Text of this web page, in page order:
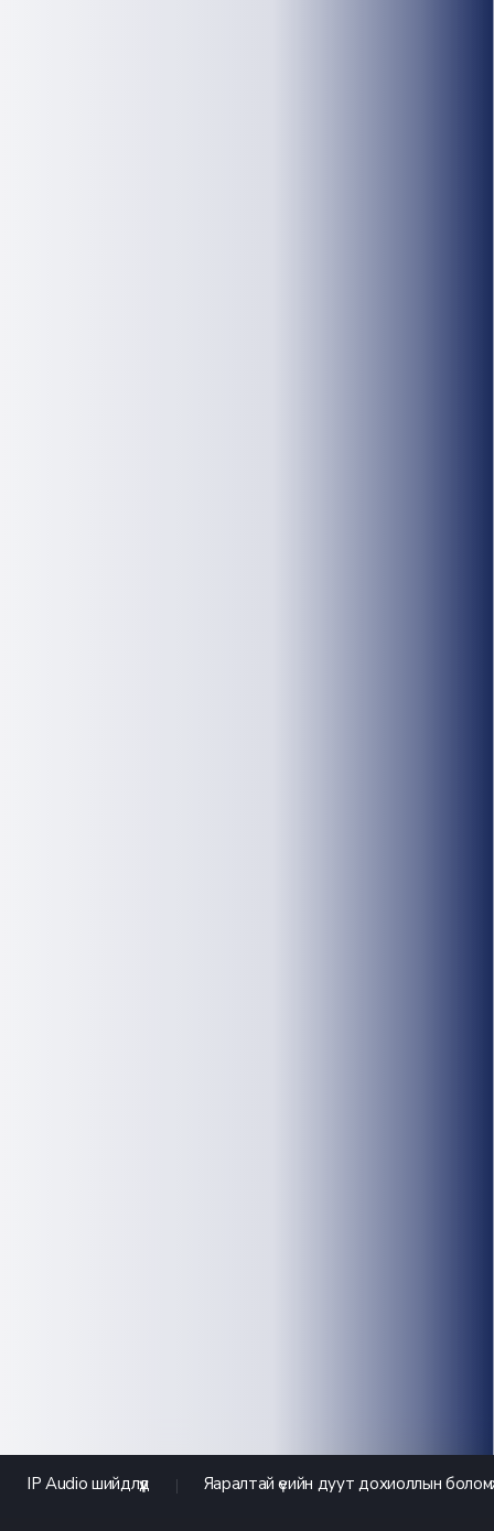
IP Audio шийдлүүд Яаралтай үеийн дуут дохиоллын